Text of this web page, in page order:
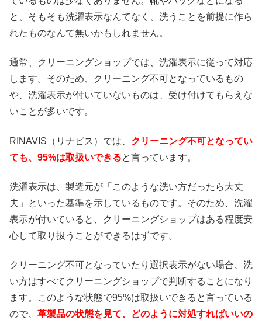
と、そもそも洗濯表示なんてなく、洗うことを前提に作ら
れたものなんて無いかもしれません。
通常、クリーニングショップでは、洗濯表示に従って対応
します。そのため、クリーニング不可となっているもの
や、洗濯表示が付いていないものは、受け付けてもらえな
いことが多いです。
RINAVIS（リナビス）では、 クリーニング不可となってい
ても、95%は取扱いできると言っています。
洗濯表示は、製造元が「このような洗い方だったら大丈
夫」といった基準を示しているものです。そのため、洗濯
表示が付いていると、クリーニングショップはある程度安
心して取り扱うことができるはずです。
クリーニング不可となっていたり選択表示がない場合、洗
い方はすべてクリーニングショップで判断することになり
ます。このような状態で95%は取扱いできると言っている
ので、 革製品の状態を見て、どのように対処すればいいの